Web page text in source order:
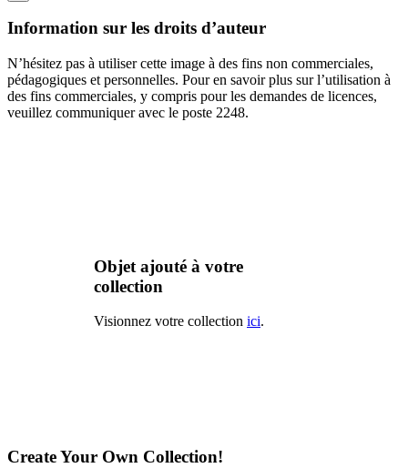
Information sur les droits d’auteur
N’hésitez pas à utiliser cette image à des fins non commerciales,
pédagogiques et personnelles. Pour en savoir plus sur l’utilisation à
des fins commerciales, y compris pour les demandes de licences,
veuillez communiquer avec le poste 2248.
Objet ajouté à votre
collection
Visionnez votre collection ici.
Create Your Own Collection!